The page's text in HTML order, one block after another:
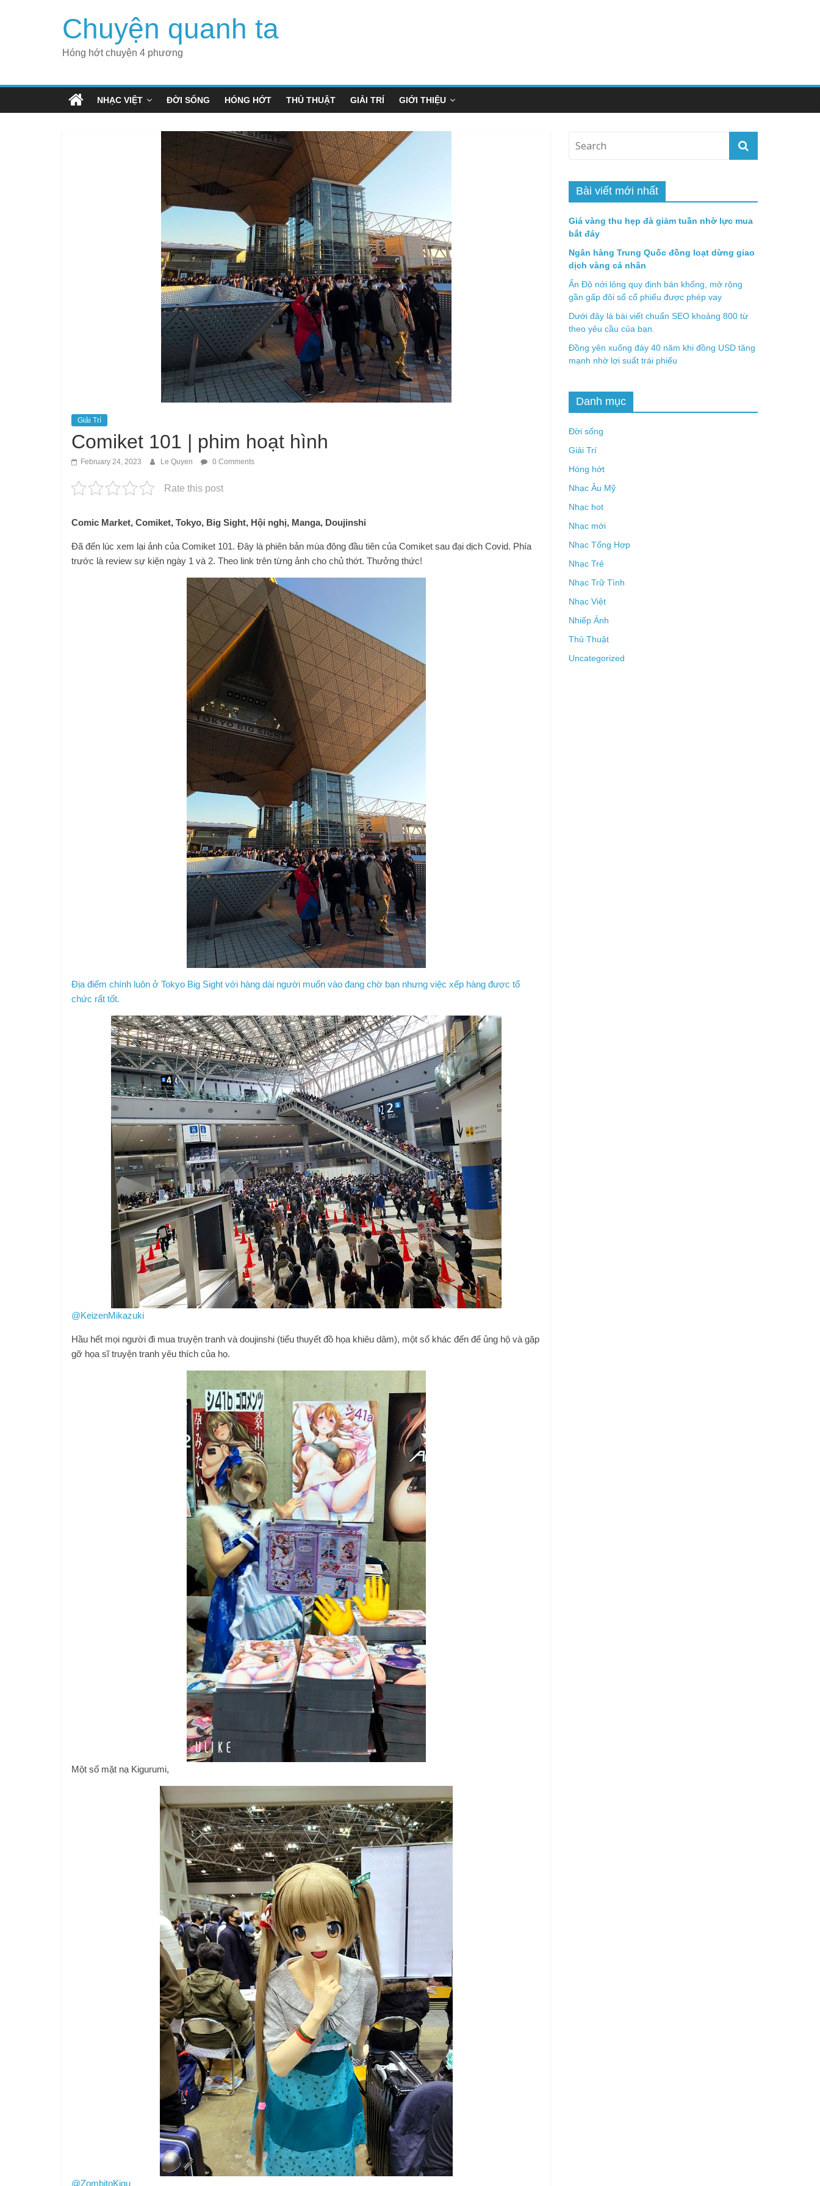
Chuyện quanh ta
Hóng hớt chuyện 4 phương
NHẠC VIỆT ĐỜI SỐNG HÓNG HỚT THỦ THUẬT GIẢI TRÍ GIỚI THIỆU
Giải Trí
Comiket 101 | phim hoạt hình
February 24, 2023 Le Quyen 0 Comments
Rate this post
Comic Market, Comiket, Tokyo, Big Sight, Hội nghị, Manga, Doujinshi
Đã đến lúc xem lại ảnh của Comiket 101. Đây là phiên bản mùa đông đầu tiên của Comiket sau đại dịch Covid. Phía
trước là review sự kiện ngày 1 và 2. Theo link trên từng ảnh cho chủ thớt. Thưởng thức!
Địa điểm chính luôn ở Tokyo Big Sight với hàng dài người muốn vào đang chờ bạn nhưng việc xếp hàng được tổ
chức rất tốt.
@KeizenMikazuki
Hầu hết mọi người đi mua truyện tranh và doujinshi (tiểu thuyết đồ họa khiêu dâm), một số khác đến để ủng hộ và gặp
gỡ họa sĩ truyện tranh yêu thích của họ.
Một số mặt nạ Kigurumi,
@ZombitoKigu
Bài viết mới nhất
Giá vàng thu hẹp đà giảm tuần nhờ lực mua
bắt đáy
Ngân hàng Trung Quốc đồng loạt dừng giao
dịch vàng cá nhân
Ấn Độ nới lỏng quy định bán khống, mở rộng
gần gấp đôi số cổ phiếu được phép vay
Dưới đây là bài viết chuẩn SEO khoảng 800 từ
theo yêu cầu của bạn.
Đồng yên xuống đáy 40 năm khi đồng USD tăng
mạnh nhờ lợi suất trái phiếu
Danh mục
Đời sống
Giải Trí
Hóng hớt
Nhạc Âu Mỹ
Nhạc hot
Nhạc mới
Nhạc Tổng Hợp
Nhạc Trẻ
Nhạc Trữ Tình
Nhạc Việt
Nhiếp Ảnh
Thủ Thuật
Uncategorized